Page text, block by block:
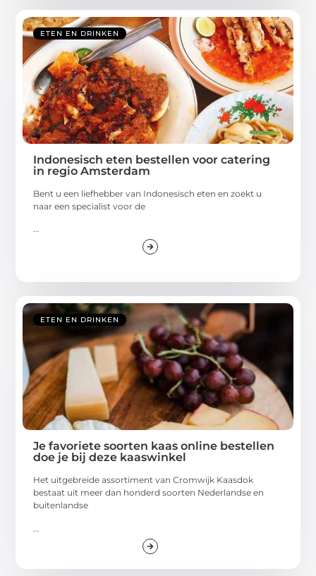
ETEN EN DRINKEN
Indonesisch eten bestellen voor catering
in regio Amsterdam
Bent u een liefhebber van Indonesisch eten en zoekt u
naar een specialist voor de
...
ETEN EN DRINKEN
Je favoriete soorten kaas online bestellen
doe je bij deze kaaswinkel
Het uitgebreide assortiment van Cromwijk Kaasdok
bestaat uit meer dan honderd soorten Nederlandse en
buitenlandse